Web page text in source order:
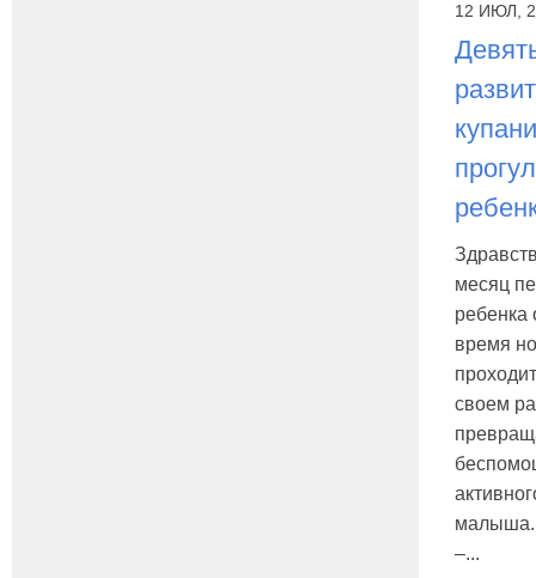
12 ИЮЛ,
месяц
ребенка
время
своем
малыша.
–...